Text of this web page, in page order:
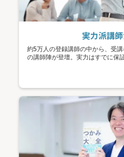
実力派講
約5万人の登録講師の中から、受
の講師陣が登壇。実力はすでに保